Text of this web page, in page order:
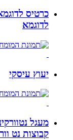
כרטיס לדוגמא
לדוגמא
יעוץ עיסקי
מעגל נטוורקינג
קבוצות נט וורקינג